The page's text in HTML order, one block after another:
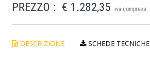
PREZZO : € 1.282,35 iva compresa
DESCRIZIONE SCHEDE TECNICHE